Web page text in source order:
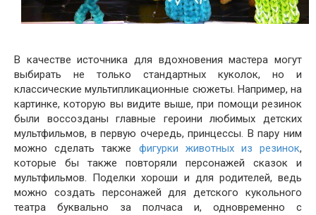
В качестве источника для вдохновения мастера могут
выбирать не только стандартных куколок, но и
классические мультипликационные сюжеты. Например, на
картинке, которую вы видите выше, при помощи резинок
были воссозданы главные героини любимых детских
мультфильмов, в первую очередь, принцессы. В пару ним
можно сделать также фигурки животных из резинок,
которые бы также повторяли персонажей сказок и
мультфильмов. Поделки хороши и для родителей, ведь
можно создать персонажей для детского кукольного
театра буквально за полчаса и, одновременно с